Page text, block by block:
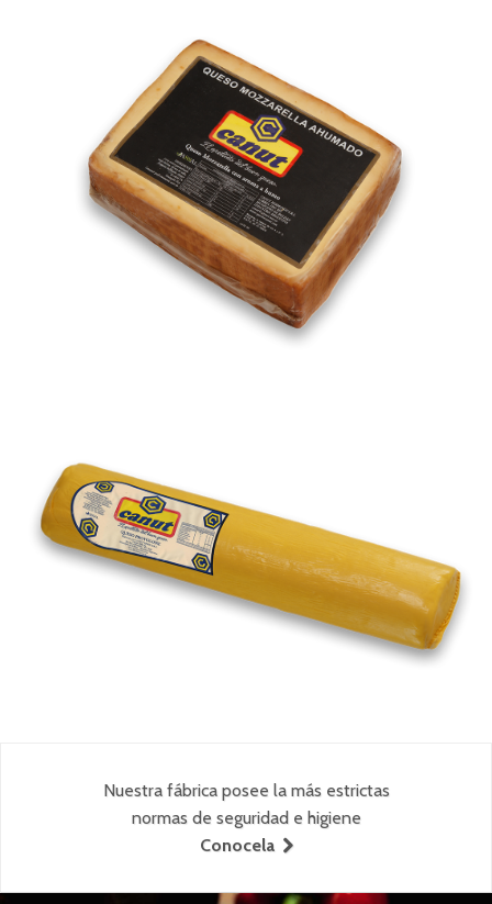
Mozzarella Trozo
Nuestra fábrica posee la más estrictas
normas de seguridad e higiene
Conocela